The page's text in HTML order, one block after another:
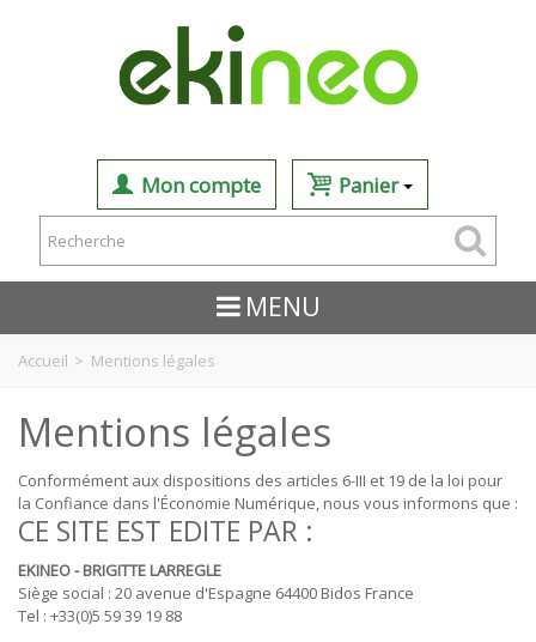
Mon compte Panier
MENU
Accueil > Mentions légales
Mentions légales
Conformément aux dispositions des articles 6-III et 19 de la loi pour
la Confiance dans l'Économie Numérique, nous vous informons que :
CE SITE EST EDITE PAR :
EKINEO - BRIGITTE LARREGLE
Siège social : 20 avenue d'Espagne 64400 Bidos France
Tel : +33(0)5 59 39 19 88